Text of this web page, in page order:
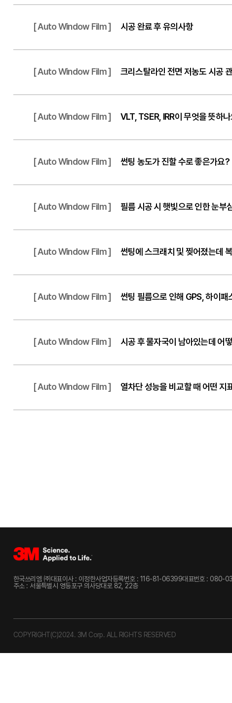
[ Auto Window Film ] 시공 완료 후 유의사항
[ Auto Window Film ] 크리스탈라인 전면 저농도 시공
[ Auto Window Film ] VLT, TSER, IRR이 무엇을 뜻하
[ Auto Window Film ] 썬팅 농도가 진할 수로 좋은가요?
[ Auto Window Film ] 필름 시공 시 햇빛으로 인한 눈부
[ Auto Window Film ] 썬팅에 스크래치 및 찢어졌는데
[ Auto Window Film ] 썬팅 필름으로 인해 GPS, 하이
[ Auto Window Film ] 시공 후 물자국이 남아있는데 어
[ Auto Window Film ] 열차단 성능을 비교할 때 어떤 지
한국쓰리엠 ㈜대표이사 : 이정한사업자등록번호 : 116-81-06399대표번호 : 080-
주소 : 서울특별시 영등포구 의사당대로 82, 22층
COPYRIGHT(C)2024. 3M Corp. ALL RIGHTS RESERVED